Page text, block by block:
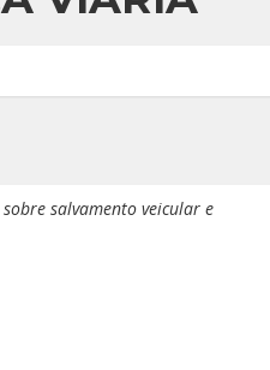
salvamento veicular e